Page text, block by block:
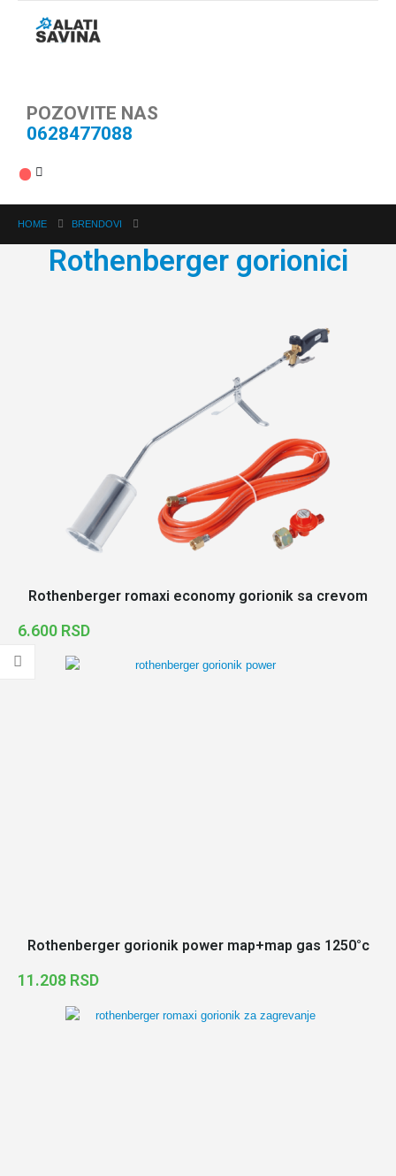
POZOVITE NAS
0628477088
HOME BRENDOVI
Rothenberger gorionici
Rothenberger romaxi economy gorionik sa crevom
6.600 RSD
Rothenberger gorionik power map+map gas 1250°c
11.208 RSD